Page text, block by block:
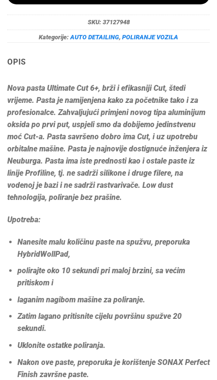
SKU: 37127948
Kategorije: AUTO DETAILING, POLIRANJE VOZILA
OPIS
Nova pasta Ultimate Cut 6+, brži i efikasniji Cut, štedi
vrijeme. Pasta je namijenjena kako za početnike tako i za
profesionalce. Zahvaljujući primjeni novog tipa aluminijum
oksida po prvi put, uspjeli smo da dobijemo jedinstvenu
moć Cut-a. Pasta savršeno dobro ima Cut, i uz upotrebu
orbitalne mašine. Pasta je najnovije dostignuće inženjera iz
Neuburga. Pasta ima iste prednosti kao i ostale paste iz
linije Profiline, tj. ne sadrži silikone i druge filere, na
vodenoj je bazi i ne sadrži rastvarivače. Low dust
tehnologija, poliranje bez prašine.
Upotreba:
Nanesite malu količinu paste na spužvu, preporuka
HybridWollPad,
polirajte oko 10 sekundi pri maloj brzini, sa većim
pritiskom i
laganim nagibom mašine za poliranje.
Zatim lagano pritisnite cijelu površinu spužve 20
sekundi.
Uklonite ostatke poliranja.
Nakon ove paste, preporuka je korištenje SONAX Perfect
Finish završne paste.